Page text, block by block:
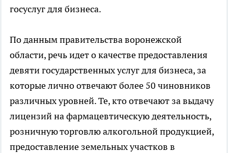
госуслуг для бизнеса.
По данным правительства воронежской
области, речь идет о качестве предоставления
девяти государственных услуг для бизнеса, за
которые лично отвечают более 50 чиновников
различных уровней. Те, кто отвечают за выдачу
лицензий на фармацевтическую деятельность,
розничную торговлю алкогольной продукцией,
предоставление земельных участков в